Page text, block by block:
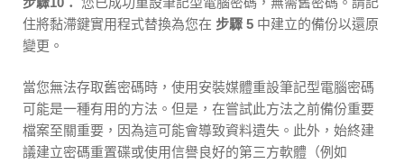
住將黏滯鍵實用程式替換為您在 步驟 5 中建立的備份以還原
變更。
當您無法存取舊密碼時，使用安裝媒體重設筆記型電腦密碼
可能是一種有用的方法。但是，在嘗試此方法之前備份重要
檔案至關重要，因為這可能會導致資料遺失。此外，始終建
議建立密碼重置碟或使用信譽良好的第三方軟體（例如